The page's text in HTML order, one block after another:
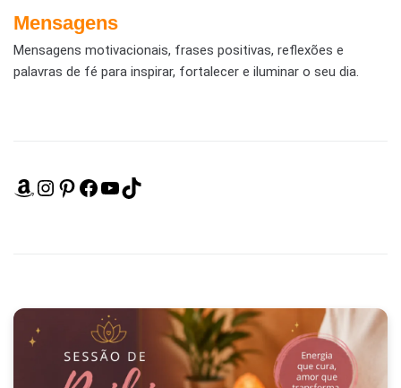
Mensagens
Mensagens motivacionais, frases positivas, reflexões e
palavras de fé para inspirar, fortalecer e iluminar o seu dia.